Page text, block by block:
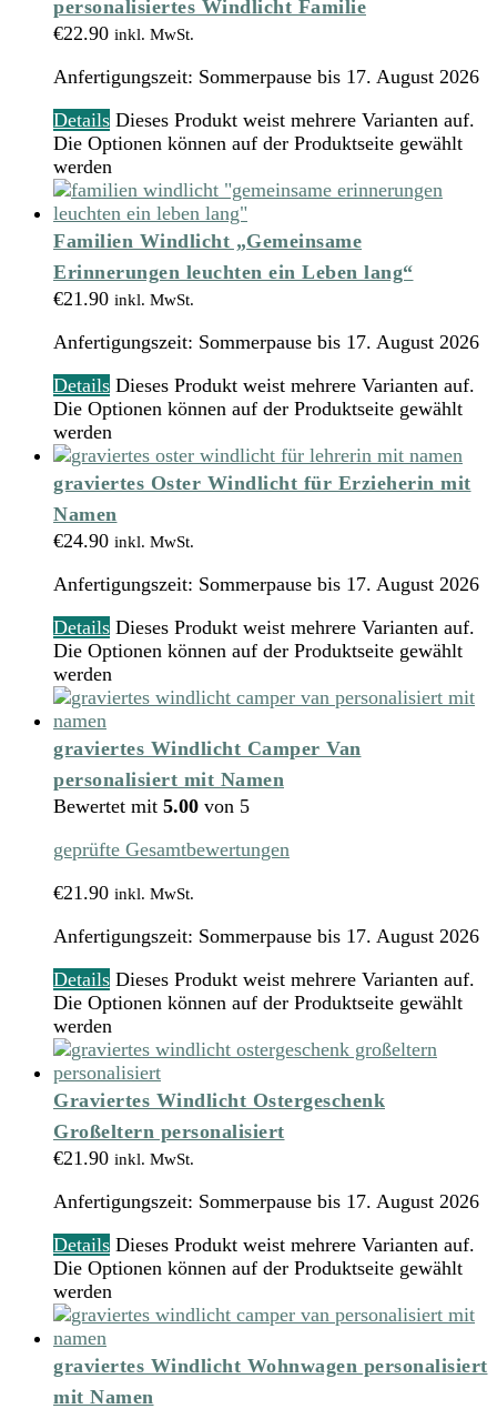
personalisiertes Windlicht Familie
€22.90 inkl. MwSt.
Anfertigungszeit: Sommerpause bis 17. August 2026
Details Dieses Produkt weist mehrere Varianten auf.
Die Optionen können auf der Produktseite gewählt
werden
Familien Windlicht „Gemeinsame
Erinnerungen leuchten ein Leben lang“
€21.90 inkl. MwSt.
Anfertigungszeit: Sommerpause bis 17. August 2026
Details Dieses Produkt weist mehrere Varianten auf.
Die Optionen können auf der Produktseite gewählt
werden
graviertes Oster Windlicht für Erzieherin mit
Namen
€24.90 inkl. MwSt.
Anfertigungszeit: Sommerpause bis 17. August 2026
Details Dieses Produkt weist mehrere Varianten auf.
Die Optionen können auf der Produktseite gewählt
werden
graviertes Windlicht Camper Van
personalisiert mit Namen
Bewertet mit 5.00 von 5
geprüfte Gesamtbewertungen
€21.90 inkl. MwSt.
Anfertigungszeit: Sommerpause bis 17. August 2026
Details Dieses Produkt weist mehrere Varianten auf.
Die Optionen können auf der Produktseite gewählt
werden
Graviertes Windlicht Ostergeschenk
Großeltern personalisiert
€21.90 inkl. MwSt.
Anfertigungszeit: Sommerpause bis 17. August 2026
Details Dieses Produkt weist mehrere Varianten auf.
Die Optionen können auf der Produktseite gewählt
werden
graviertes Windlicht Wohnwagen personalisiert
mit Namen